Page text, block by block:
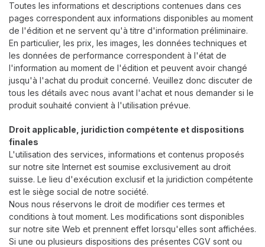
Toutes les informations et descriptions contenues dans ces
pages correspondent aux informations disponibles au moment
de l'édition et ne servent qu'à titre d'information préliminaire.
En particulier, les prix, les images, les données techniques et
les données de performance correspondent à l'état de
l'information au moment de l'édition et peuvent avoir changé
jusqu'à l'achat du produit concerné. Veuillez donc discuter de
tous les détails avec nous avant l'achat et nous demander si le
produit souhaité convient à l'utilisation prévue.
Droit applicable, juridiction compétente et dispositions
finales
L'utilisation des services, informations et contenus proposés
sur notre site Internet est soumise exclusivement au droit
suisse. Le lieu d'exécution exclusif et la juridiction compétente
est le siège social de notre société.
Nous nous réservons le droit de modifier ces termes et
conditions à tout moment. Les modifications sont disponibles
sur notre site Web et prennent effet lorsqu'elles sont affichées.
Si une ou plusieurs dispositions des présentes CGV sont ou